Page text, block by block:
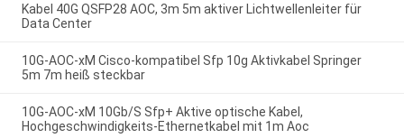
Kabel 40G QSFP28 AOC, 3m 5m aktiver Lichtwellenleiter für
Data Center
10G-AOC-xM Cisco-kompatibel Sfp 10g Aktivkabel Springer
5m 7m heiß steckbar
10G-AOC-xM 10Gb/S Sfp+ Aktive optische Kabel,
Hochgeschwindigkeits-Ethernetkabel mit 1m Aoc